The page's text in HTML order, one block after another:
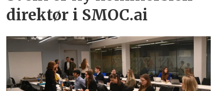
direktør i SMOC.ai